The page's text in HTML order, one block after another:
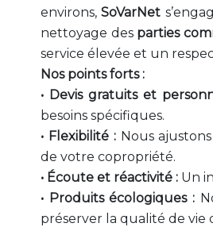
environs,SoVarNet
nettoyage des parties
service élevée et un
Nos points forts :
• Devis gratuits et
besoins spécifiques.
• Flexibilité :Nous ajustons
de votre copropriété.
• Écoute et réactivité : Un
• Produits écologiques :
préserver la qualité de vie